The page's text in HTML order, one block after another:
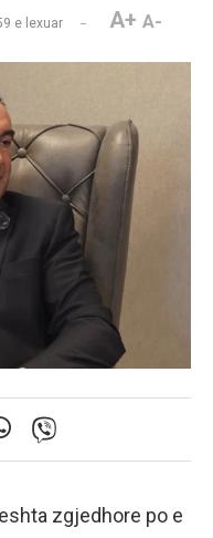
e lexuar A+ A-
zgjedhore po e